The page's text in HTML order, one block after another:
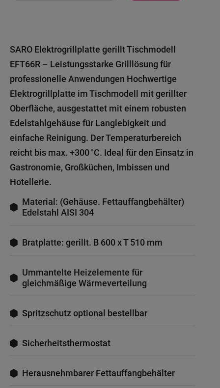
SARO Elektrogrillplatte gerillt Tischmodell
EFT66R – Leistungsstarke Grilllösung für
professionelle Anwendungen Hochwertige
Elektrogrillplatte im Tischmodell mit gerillter
Oberfläche, ausgestattet mit einem robusten
Edelstahlgehäuse für Langlebigkeit und
einfache Reinigung. Der Temperaturbereich
reicht bis max. +300 °C. Ideal für den Einsatz in
Gastronomie, Großküchen, Imbissen und
Hotellerie.
Material: (Gehäuse. Fettauffangbehälter)
Edelstahl AISI 304
Bratplatte: gerillt. B 600 x T 510 mm
Ummantelte Heizelemente für
gleichmäßige Wärmeverteilung
Spritzschutz optional bestellbar
Sicherheitsthermostat
Herausnehmbarer Fettauffangbehälter